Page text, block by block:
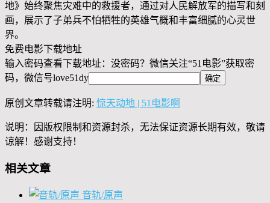
地》始终聚焦灾难中的救援者，通过对人民解放军的描写和刻
画，展示了子弟兵不怕牺牲的英雄气概和丰富细腻的心灵世
界。
免费电影下载地址
输入密码查看下载地址：没密码？微信关注“51电影”获取密
码，微信号love51dy
原创文章转载请注明: 惊天动地 | 51电影啊
说明：因版权限制和资源封杀，无法保证资源长期有效，敬请
谅解！感谢支持！
相关文章
音轨/原声